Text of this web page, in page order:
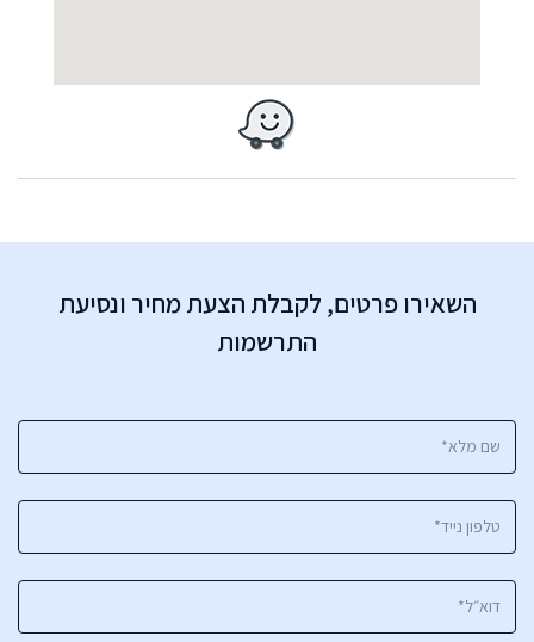
השאירו פרטים, לקבלת הצעת מחיר ונסיעת
התרשמות